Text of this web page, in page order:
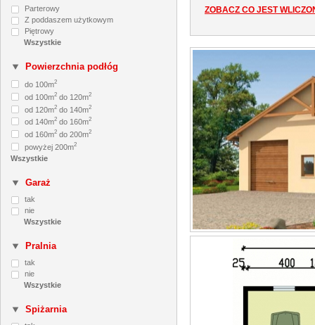
Parterowy
Z poddaszem użytkowym
Piętrowy
Powierzchnia podłóg
do 100m2
od 100m2 do 120m2
od 120m2 do 140m2
od 140m2 do 160m2
od 160m2 do 200m2
powyżej 200m2
Garaż
tak
nie
Pralnia
tak
nie
Spiżarnia
ZOBACZ CO JEST